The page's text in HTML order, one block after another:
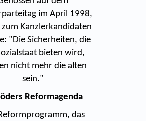
im April 1998,
Kanzlerkandidaten
"Die Sicherheiten, die
bieten wird,
nicht mehr die alten
sein."
Reformagenda
das